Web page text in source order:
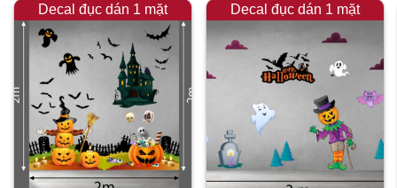
Decal đục dán 1 mặt Decal đục dán 1 mặt